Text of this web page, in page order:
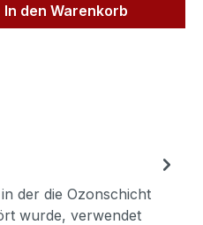
den
In den Warenkorb
der die Ozonschicht
wurde, verwendet